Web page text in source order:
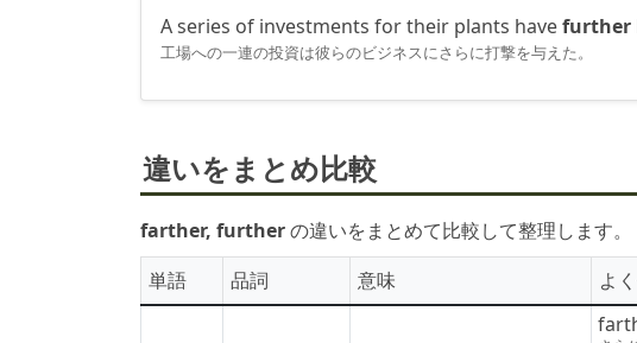
A series of investments for their plants havefurther
工場への一連の投資は彼らのビジネスにさらに打撃を与えた。
違いをまとめ比較
farther, furtherの違いをまとめて比較して整理します。
単語
品詞 意味 よ